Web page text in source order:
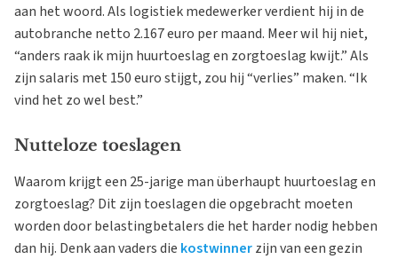
aan het woord. Als logistiek medewerker verdient hij in de
autobranche netto 2.167 euro per maand. Meer wil hij niet,
“anders raak ik mijn huurtoeslag en zorgtoeslag kwijt.” Als
zijn salaris met 150 euro stijgt, zou hij “verlies” maken. “Ik
vind het zo wel best.”
Nutteloze toeslagen
Waarom krijgt een 25-jarige man überhaupt huurtoeslag en
zorgtoeslag? Dit zijn toeslagen die opgebracht moeten
worden door belastingbetalers die het harder nodig hebben
dan hij. Denk aan vaders die kostwinnerzijn van een gezin